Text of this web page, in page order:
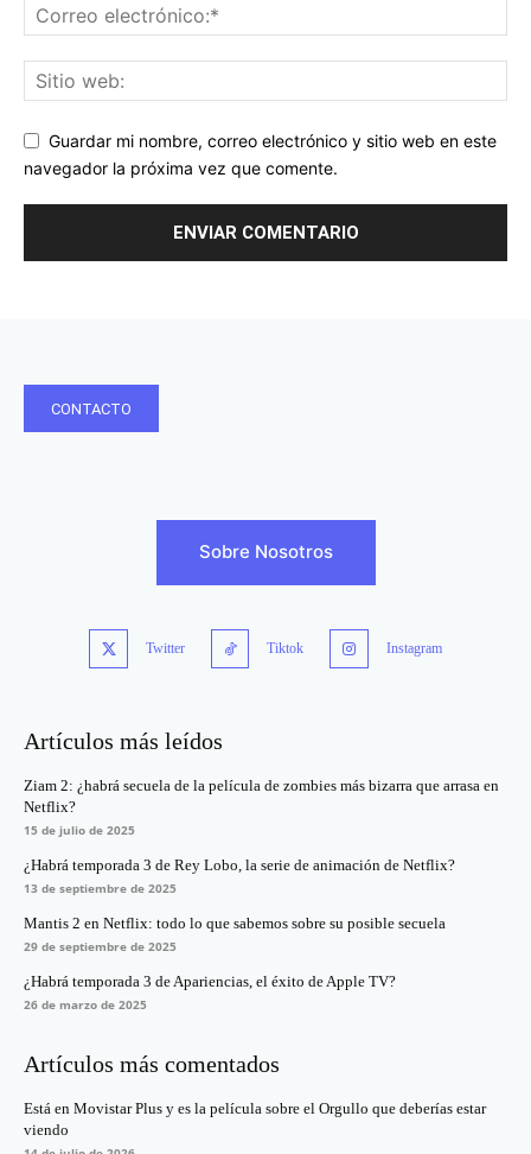
Guardar mi nombre, correo electrónico y sitio web en este
navegador la próxima vez que comente.
CONTACTO
Sobre Nosotros
Twitter Tiktok Instagram
Artículos más leídos
Ziam 2: ¿habrá secuela de la película de zombies más bizarra que arrasa en
Netflix?
15 de julio de 2025
¿Habrá temporada 3 de Rey Lobo, la serie de animación de Netflix?
13 de septiembre de 2025
Mantis 2 en Netflix: todo lo que sabemos sobre su posible secuela
29 de septiembre de 2025
¿Habrá temporada 3 de Apariencias, el éxito de Apple TV?
26 de marzo de 2025
Artículos más comentados
Está en Movistar Plus y es la película sobre el Orgullo que deberías estar
viendo